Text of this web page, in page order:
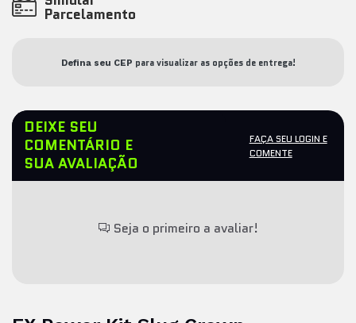
Parcelamento
Defina seu CEP para visualizar as opções de entrega!
DEIXE SEU
COMENTÁRIO E
SUA AVALIAÇÃO
FAÇA SEU LOGIN E
COMENTE
Seja o primeiro a avaliar!